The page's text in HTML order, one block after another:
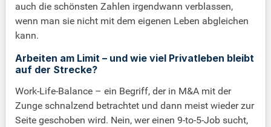
auch die schönsten Zahlen irgendwann verblassen,
wenn man sie nicht mit dem eigenen Leben abgleichen
kann.
Arbeiten am Limit – und wie viel Privatleben bleibt
auf der Strecke?
Work-Life-Balance – ein Begriff, der in M&A mit der
Zunge schnalzend betrachtet und dann meist wieder zur
Seite geschoben wird. Nein, wer einen 9-to-5-Job sucht,